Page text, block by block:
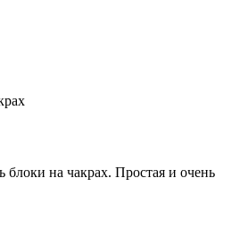
блоки на чакрах. Простая и очень